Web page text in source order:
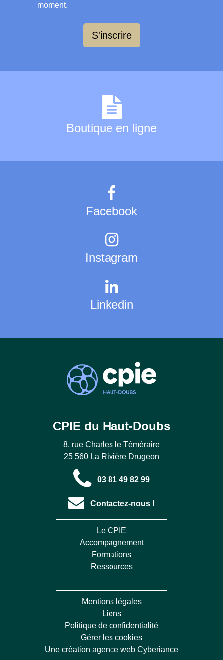
moment.
S'inscrire
Boutique en ligne
Facebook
Instagram
Linkedin
CPIE du Haut-Doubs
8, rue Charles le Téméraire
25 560 La Rivière Drugeon
03 81 49 82 99
Contactez-nous !
Le CPIE
Accompagnement
Formations
Ressources
Mentions légales
Liens
Politique de confidentialité
Gérer les cookies
Une création agence web Cyberiance